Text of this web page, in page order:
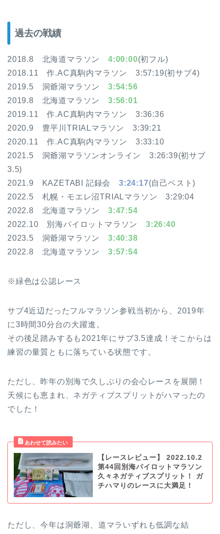
過去の戦績
2018.8 北海道マラソン 4:00:00(初フル)
2018.11 作.AC真駒内マラソン 3:57:19(初サブ4)
2019.5 洞爺湖マラソン 3:54:56
2019.8 北海道マラソン 3:56:01
2019.11 作.AC真駒内マラソン 3:36:36
2020.9 豊平川TRIALマラソン 3:39:21
2020.11 作.AC真駒内マラソン 3:33:10
2021.5 洞爺湖マラソンオンライン 3:26:39(初サブ
3.5)
2021.9 KAZETABI 記録会 3:24:17(自己ベスト)
2022.5 札幌・モエレ沼TRIALマラソン 3:29:04
2022.8 北海道マラソン 3:47:54
2022.10 別海パイロットマラソン 3:26:40
2023.5 洞爺湖マラソン 3:40:38
2022.8 北海道マラソン 3:57:54
※緑色は公認レース
サブ4近辺だったフルマラソン参戦当初から、2019年
に3時間30分台の大躍進。
その後足踏みするも2021年にサブ3.5達成！そこからは
練習の量質ともに落ちている状態です。
ただし、昨年の別海で久しぶりの会心レースを展開！
天候にも恵まれ、ネガティブスプリットがハマったの
でした！
【レースレビュー】 2022.10.2
第44回別海パイロットマラソン
久々ネガティブスプリット！ ガ
チハマりのレースに大満足！
ただし、今年は洞爺湖、道マラいずれも低調な結